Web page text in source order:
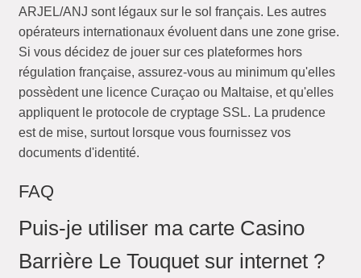
ARJEL/ANJ sont légaux sur le sol français. Les autres
opérateurs internationaux évoluent dans une zone grise.
Si vous décidez de jouer sur ces plateformes hors
régulation française, assurez-vous au minimum qu'elles
possèdent une licence Curaçao ou Maltaise, et qu'elles
appliquent le protocole de cryptage SSL. La prudence
est de mise, surtout lorsque vous fournissez vos
documents d'identité.
FAQ
Puis-je utiliser ma carte Casino
Barrière Le Touquet sur internet ?